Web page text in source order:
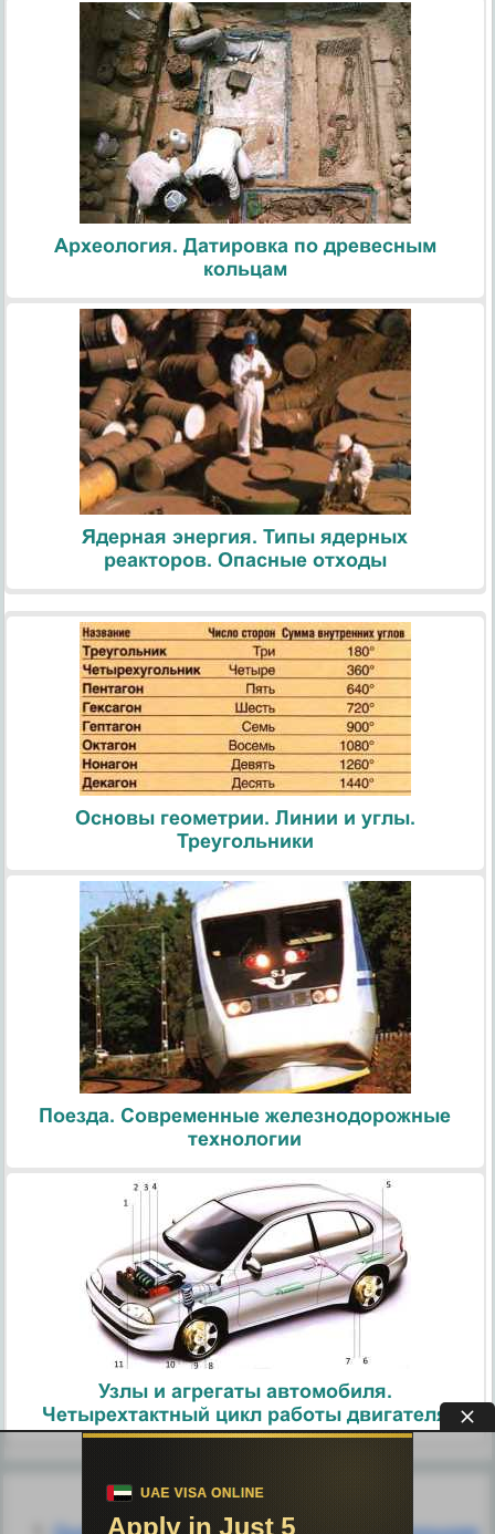
Археология. Датировка по древесным
кольцам
Ядерная энергия. Типы ядерных
реакторов. Опасные отходы
Основы геометрии. Линии и углы.
Треугольники
Поезда. Современные железнодорожные
технологии
Узлы и агрегаты автомобиля.
Четырехтактный цикл работы двигателя
Похожие статьи: